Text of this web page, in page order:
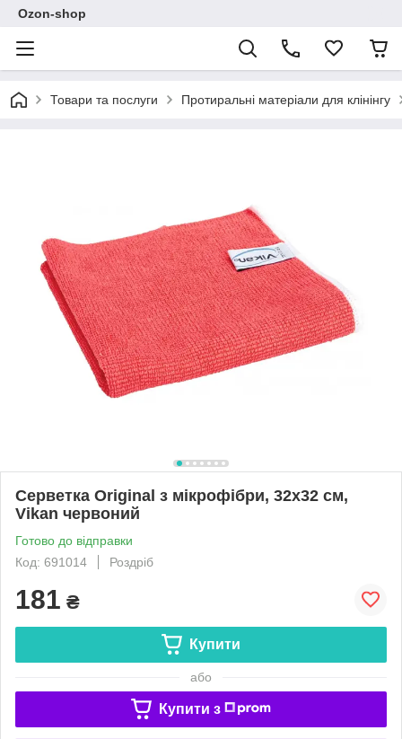
Ozon-shop
Товари та послуги Протиральні матеріали для клінінгу
Серветка Original з мікрофібри, 32х32 см,
Vikan червоний
Готово до відправки
Код: 691014
Роздріб
181 ₴
Купити
або
Купити з